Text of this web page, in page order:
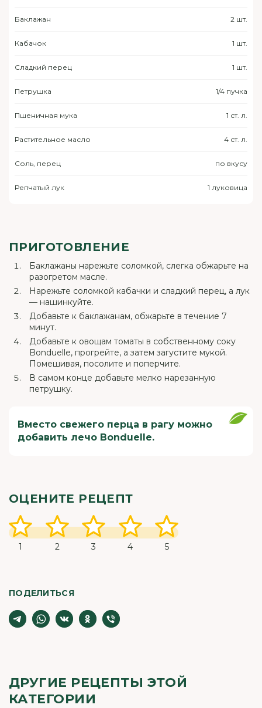
Баклажан 2 шт.
Кабачок 1 шт.
Сладкий перец 1 шт.
Петрушка 1/4 пучка
Пшеничная мука 1 ст. л.
Растительное масло 4 ст. л.
Соль, перец по вкусу
Репчатый лук 1 луковица
ПРИГОТОВЛЕНИЕ
Баклажаны нарежьте соломкой, слегка обжарьте на
разогретом масле.
Нарежьте соломкой кабачки и сладкий перец, а лук
— нашинкуйте.
Добавьте к баклажанам, обжарьте в течение 7
минут.
Добавьте к овощам томаты в собственному соку
Bonduelle, прогрейте, а затем загустите мукой.
Помешивая, посолите и поперчите.
В самом конце добавьте мелко нарезанную
петрушку.
Вместо свежего перца в рагу можно
добавить лечо Bonduelle.
ОЦЕНИТЕ РЕЦЕПТ
1 2 3 4 5
ПОДЕЛИТЬСЯ
ДРУГИЕ РЕЦЕПТЫ ЭТОЙ
КАТЕГОРИИ